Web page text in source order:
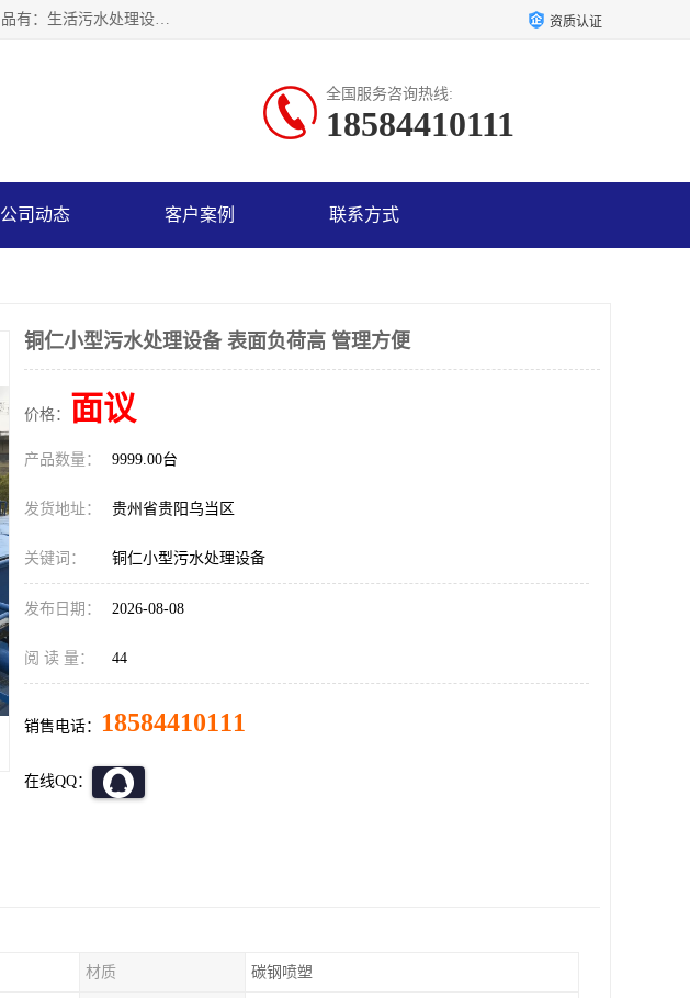
贵州鑫沣源环境科技公司主营一体化污水处理设备、医院污水处理设备、地埋式一体化污水设备；主要产品有：生活污水处理设备，养殖场废水处理设备，屠宰废水处理设备，洗涤废水处理设备，MBR膜生物处理设备，反渗透纯水设备，二次供水水箱清洗消毒，净水过滤设备，软水设备等。欢迎新老顾客来电咨询！ 资质认证
全国服务咨询热线:
18584410111
公司动态 客户案例 联系方式
铜仁小型污水处理设备 表面负荷高 管理方便
价格： 面议
产品数量： 9999.00台
发货地址： 贵州省贵阳乌当区
关键词： 铜仁小型污水处理设备
发布日期： 2026-08-08
阅 读 量： 44
销售电话： 18584410111
在线QQ：
材质 碳钢喷塑